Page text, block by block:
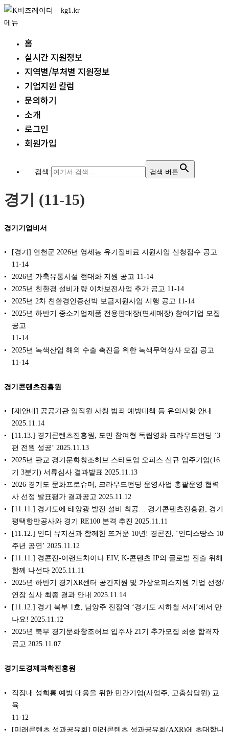
내
용
메뉴
홈
실시간 지원정보
지역별/부처별 지원정보
기업지원 칼럼
문의하기
소개
로그인
회원가입
검색: 검색 버튼
경기 (11-15)
경기기업비서
[경기] 연천군 2026년 영세농 유기질비료 지원사업 신청접수 공고
11-14
2026년 가축유통시설 현대화 지원 공고 11-14
2025년 친환경 설비개량 이차보전사업 추가 공고 11-14
2025년 2차 친환경인증선박 보급지원사업 시행 공고 11-14
2025년 하반기 중소기업제품 전용판매장(면세매장) 참여기업 모집
공고
11-14
2025년 녹색산업 해외 수출 촉진을 위한 녹색무역상사 모집 공고
11-14
경기콘텐츠진흥원
[재안내] 공공기관 임직원 사칭 범죄 예방대책 등 유의사항 안내
2025.11.14
[11.13.] 경기콘텐츠진흥원, 도민 참여형 독립영화 크라우드펀딩 ‘3
편 전원 성공’ 2025.11.13
2025년 판교 경기문화창조허브 스타트업 오피스 신규 입주기업(16
기 3분기) 서류심사 결과발표 2025.11.13
2026 경기도 문화프로슈머, 크라우드펀딩 운영사업 총괄운영 협력
사 선정 발표평가 결과공고 2025.11.12
[11.11.] 경기도에 태양광 발전 설비 착공… 경기콘텐츠진흥원, 경기
평택항만공사와 경기 RE100 본격 추진 2025.11.11
[11.12.] 인디 뮤지션과 함께한 뜨거운 10년! 경콘진, ‘인디스땅스 10
주년 공연’ 2025.11.12
[11.11.] 경콘진-이랜드차이나 EIV, K-콘텐츠 IP의 글로벌 진출 위해
함께 나선다 2025.11.11
2025년 하반기 경기XR센터 공간지원 및 가상오피스지원 기업 선정/
연장 심사 최종 결과 안내 2025.11.14
[11.12.] 경기 북부 1호, 남양주 진접역 ‘경기도 지하철 서재’에서 만
나요! 2025.11.12
2025년 북부 경기문화창조허브 입주사 21기 추가모집 최종 합격자
공고 2025.11.07
경기도경제과학진흥원
직장내 성희롱 예방 대응을 위한 민간기업(사업주, 고충상담원) 교
육
11-12
[미래콘텐츠 성과공유회] 미래콘텐츠 성과공유회(AXR)에 초대합니